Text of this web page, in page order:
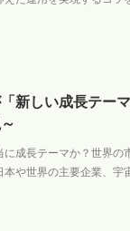
新しい成長テー
に成長テーマか？世界
本や世界の主要企業、宇